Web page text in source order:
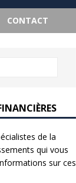
CONTACT
de la
qui vous
sur ces